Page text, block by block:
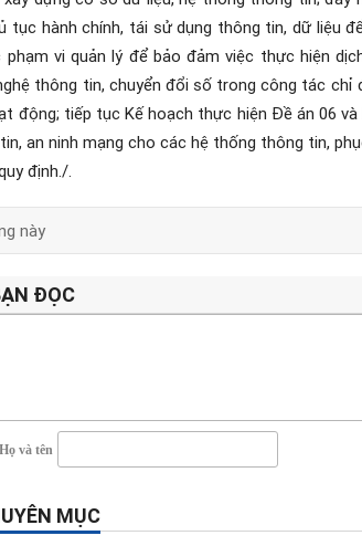
tục hành chính, tái sử dụng thông tin, dữ liệu
phạm vi quản lý để bảo đảm việc thực hiện
thông tin, chuyển đổi số trong công tác chỉ
động; tiếp tục Kế hoạch thực hiện Đề án 06
an ninh mạng cho các hệ thống thông tin,
định./.
này
ĐỌC
Họ và tên
MỤC